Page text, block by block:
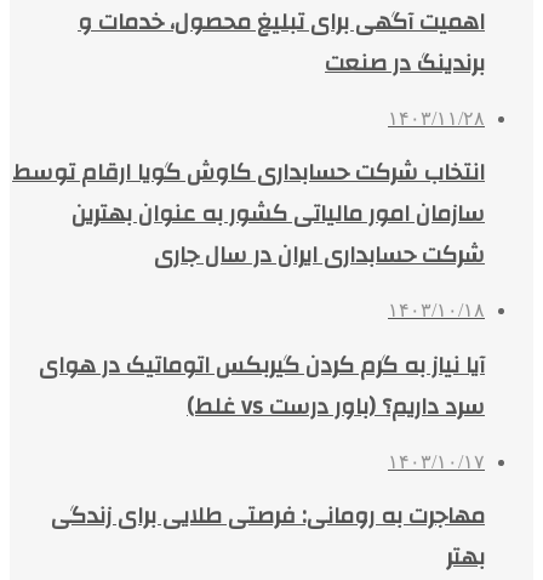
اهمیت آگهی برای تبلیغ محصول، خدمات و
برندینگ در صنعت
۱۴۰۳/۱۱/۲۸
انتخاب شرکت حسابداری کاوش گویا ارقام توسط
سازمان امور مالیاتی کشور به عنوان بهترین
شرکت حسابداری ایران در سال جاری
۱۴۰۳/۱۰/۱۸
آیا نیاز به گرم کردن گیربکس اتوماتیک در هوای
سرد داریم؟ (باور درست vs غلط)
۱۴۰۳/۱۰/۱۷
مهاجرت به رومانی: فرصتی طلایی برای زندگی
بهتر